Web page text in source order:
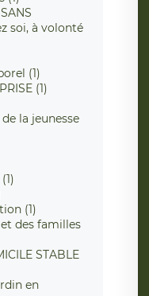
soi, à volonté
(1)
(1)
la jeunesse
(1)
des familles
STABLE
en